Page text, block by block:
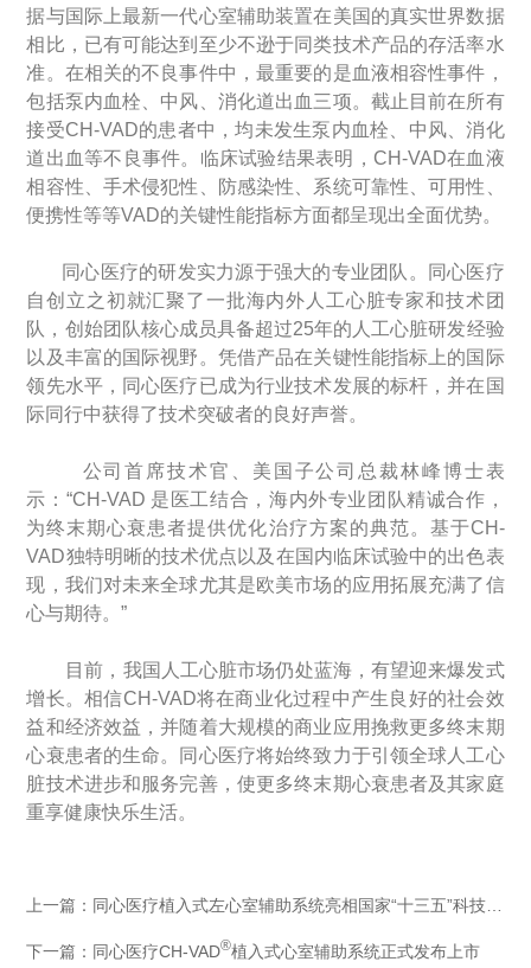
据与国际上最新一代心室辅助装置在美国的真实世界数据
相比，已有可能达到至少不逊于同类技术产品的存活率水
准。在相关的不良事件中，最重要的是血液相容性事件，
包括泵内血栓、中风、消化道出血三项。截止目前在所有
接受CH-VAD的患者中，均未发生泵内血栓、中风、消化
道出血等不良事件。临床试验结果表明，CH-VAD在血液
相容性、手术侵犯性、防感染性、系统可靠性、可用性、
便携性等等VAD的关键性能指标方面都呈现出全面优势。
同心医疗的研发实力源于强大的专业团队。同心医疗
自创立之初就汇聚了一批海内外人工心脏专家和技术团
队，创始团队核心成员具备超过25年的人工心脏研发经验
以及丰富的国际视野。凭借产品在关键性能指标上的国际
领先水平，同心医疗已成为行业技术发展的标杆，并在国
际同行中获得了技术突破者的良好声誉。
公司首席技术官、美国子公司总裁林峰博士表
示：“CH-VAD 是医工结合，海内外专业团队精诚合作，
为终末期心衰患者提供优化治疗方案的典范。基于CH-
VAD独特明晰的技术优点以及在国内临床试验中的出色表
现，我们对未来全球尤其是欧美市场的应用拓展充满了信
心与期待。”
目前，我国人工心脏市场仍处蓝海，有望迎来爆发式
增长。相信CH-VAD将在商业化过程中产生良好的社会效
益和经济效益，并随着大规模的商业应用挽救更多终末期
心衰患者的生命。同心医疗将始终致力于引领全球人工心
脏技术进步和服务完善，使更多终末期心衰患者及其家庭
重享健康快乐生活。
上一篇：同心医疗植入式左心室辅助系统亮相国家“十三五”科技创新成就展
下一篇：同心医疗CH-VAD®植入式心室辅助系统正式发布上市